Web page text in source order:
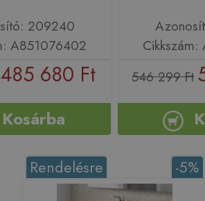
209240
A851076402
485 680 Ft
Kosárba
546 299 Ft
-5%
Rendelésre